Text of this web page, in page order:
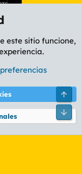
privacidad Ayuda
Ltd.
este sitio funcione,
Pie